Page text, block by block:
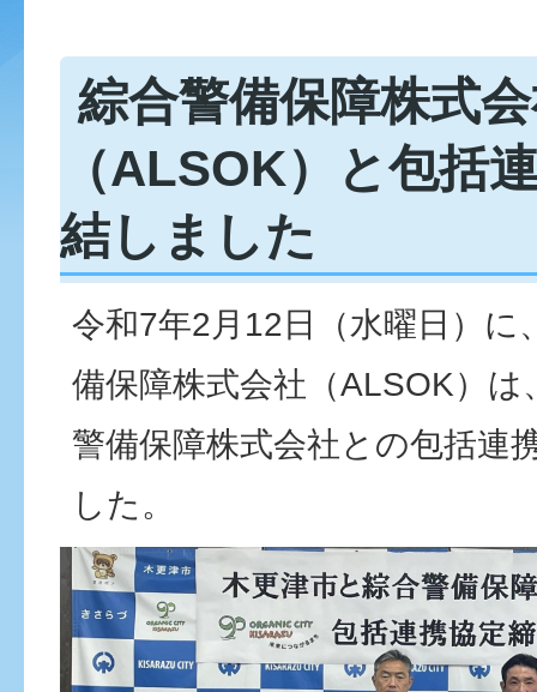
綜合警備保障株式
（ALSOK）と包括
結しました
令和7年2月12日（水曜日）に
備保障株式会社（ALSOK）は
警備保障株式会社との包括連
した。